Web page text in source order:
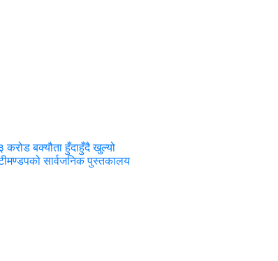
करोड बक्यौता हुँदाहुँदै खुल्यो
सार्वजनिक पुस्तकालय